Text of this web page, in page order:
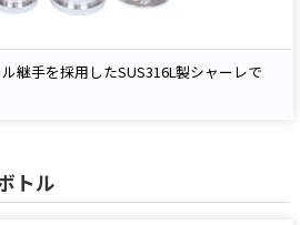
継手を採用したSUS316L製シャーレで
用途に応じてPTFE（硬質・軟質）／FPM
トル